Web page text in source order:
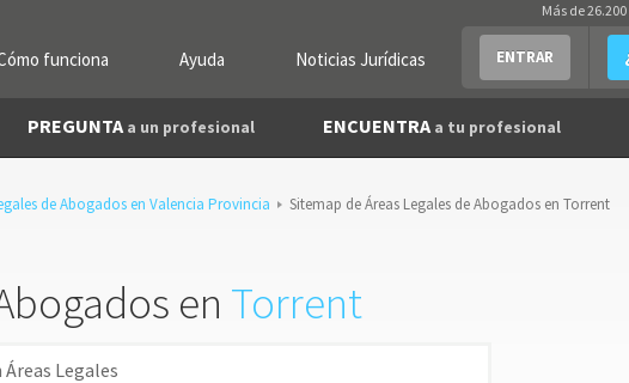
funciona Ayuda Noticias Jurídicas ENTRAR
Más de
PREGUNTA a un profesional ENCUENTRA a tu profesional
de Abogados en Valencia Provincia Sitemap de Áreas Legales de Abogados en Torrent
en Torrent
Legales